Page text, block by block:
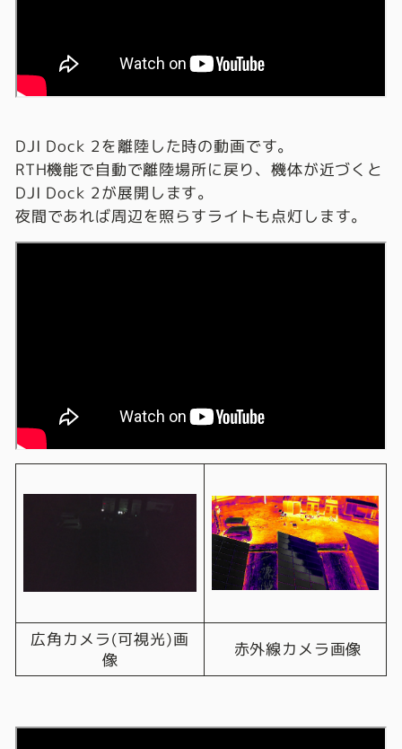
DJI Dock 2を離陸した時の動画です。
RTH機能で自動で離陸場所に戻り、機体が近づくと
DJI Dock 2が展開します。
夜間であれば周辺を照らすライトも点灯します。
広角カメラ(可視光)画
像
赤外線カメラ画像